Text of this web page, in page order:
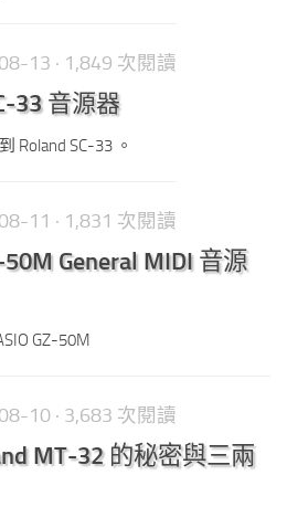
13 · 1,849 次閱讀
33 音源器
Roland SC-33 。
11 · 1,831 次閱讀
50M General MIDI 音源
GZ-50M
10 · 3,683 次閱讀
MT-32 的秘密與三兩